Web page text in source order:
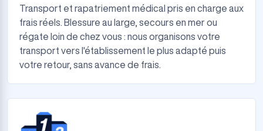
Transport et rapatriement médical pris en charge aux
frais réels. Blessure au large, secours en mer ou
régate loin de chez vous : nous organisons votre
transport vers l'établissement le plus adapté puis
votre retour, sans avance de frais.